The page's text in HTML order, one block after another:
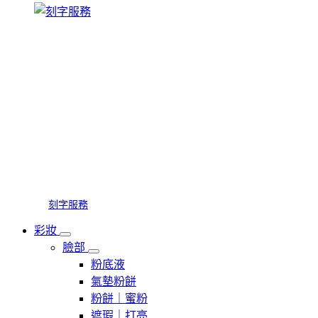
刻字服務
彩妝
臉部
粉底液
氣墊粉餅
粉餅｜蜜粉
遮瑕｜打亮